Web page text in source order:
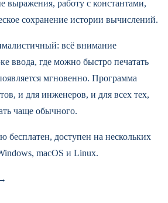
выражения, работу с константами,
сохранение истории вычислений.
всё внимание
ввода, где можно быстро печатать
мгновенно. Программа
и для инженеров, и для всех тех,
чаще обычного.
бесплатен, доступен на нескольких
macOS и Linux.